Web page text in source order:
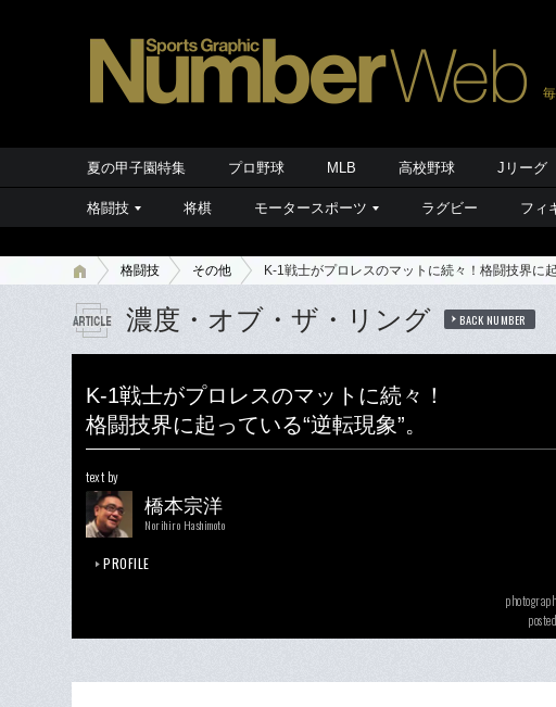
夏の甲子園特集 プロ野球 MLB 高校野球 Jリーグ
格闘技 将棋 モータースポーツ ラグビー フィ
格闘技 その他 K-1戦士がプロレスのマットに続々！格闘技界に起
濃度・オブ・ザ・リング BACK NUMBER
K-1戦士がプロレスのマットに続々！
格闘技界に起っている“逆転現象”。
text by
橋本宗洋
Norihiro Hashimoto
PROFILE
posted